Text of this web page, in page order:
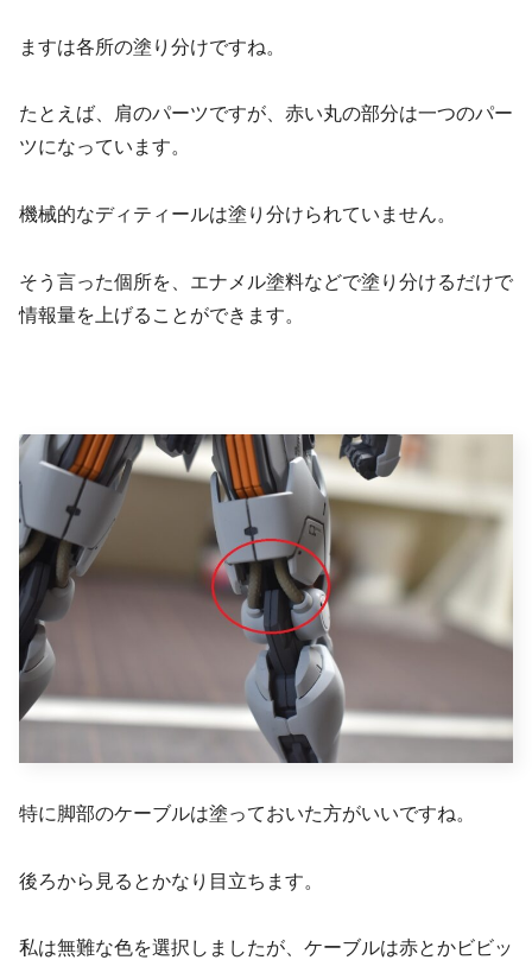
ますは各所の塗り分けですね。
たとえば、肩のパーツですが、赤い丸の部分は一つのパー
ツになっています。
機械的なディティールは塗り分けられていません。
そう言った個所を、エナメル塗料などで塗り分けるだけで
情報量を上げることができます。
特に脚部のケーブルは塗っておいた方がいいですね。
後ろから見るとかなり目立ちます。
私は無難な色を選択しましたが、ケーブルは赤とかビビッ